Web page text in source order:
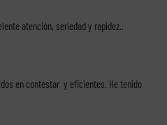
atención, seriedad y rapidez..
en contestar  y eficientes. He tenido